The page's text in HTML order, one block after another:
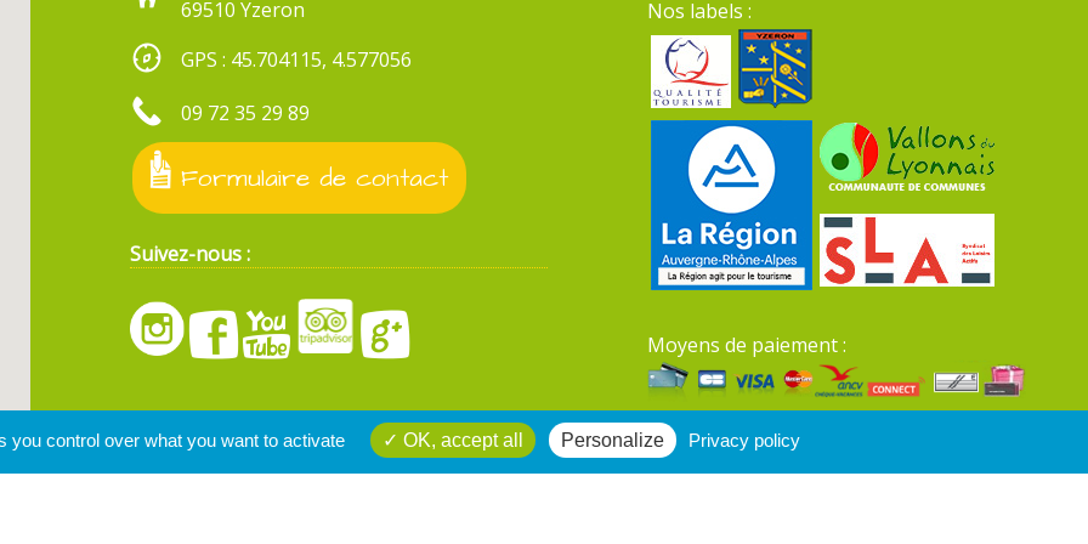
69510 Yzeron
GPS : 45.704115, 4.577056
09 72 35 29 89
Formulaire de contact
Suivez-nous :
Nos labels :
Moyens de paiement :
Mentions légales du site
you control over what you want to activate OK, accept all Personalize Privacy policy